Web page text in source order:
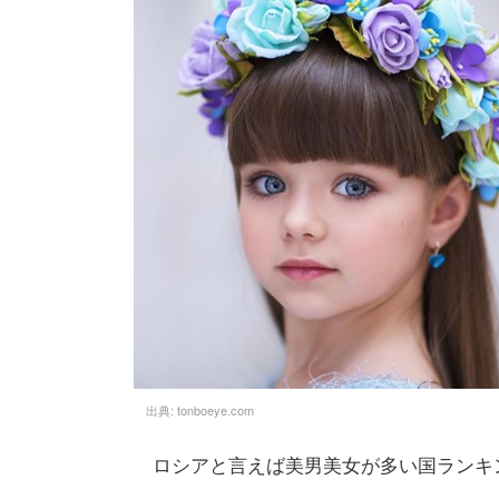
出典: tonboeye.com
ロシアと言えば美男美女が多い国ラン